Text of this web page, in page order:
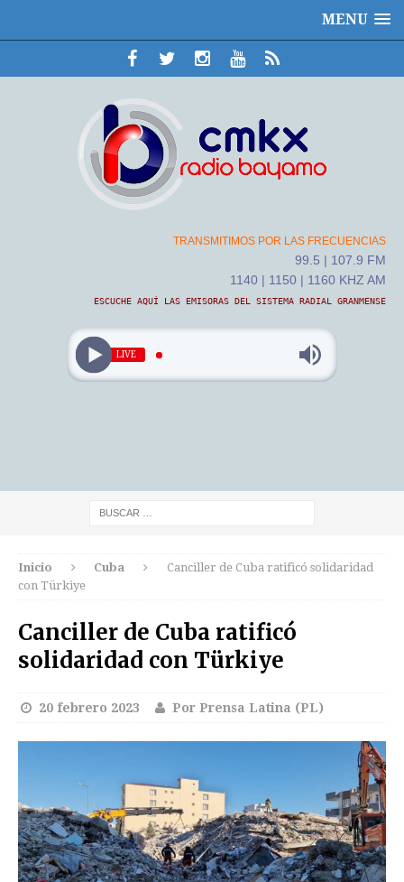
MENU
TRANSMITIMOS POR LAS FRECUENCIAS
99.5 | 107.9 FM
1140 | 1150 | 1160 KHZ AM
ESCUCHE AQUÍ LAS EMISORAS DEL SISTEMA RADIAL GRANMENSE
LIVE
Inicio Cuba
Canciller de Cuba ratificó solidaridad
con Türkiye
Canciller de Cuba ratificó
solidaridad con Türkiye
20 febrero 2023 Por Prensa Latina (PL)